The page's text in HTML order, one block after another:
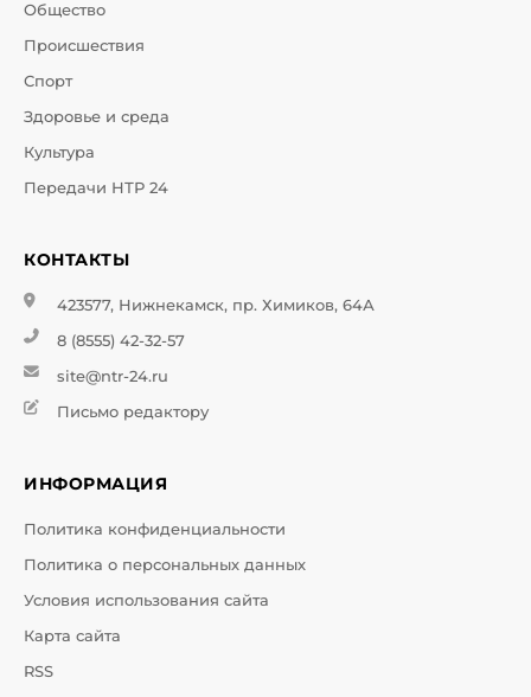
Общество
Происшествия
Спорт
Здоровье и среда
Культура
Передачи НТР 24
КОНТАКТЫ
423577, Нижнекамск, пр. Химиков, 64А
8 (8555) 42-32-57
site@ntr-24.ru
Письмо редактору
ИНФОРМАЦИЯ
Политика конфиденциальности
Политика о персональных данных
Условия использования сайта
Карта сайта
RSS